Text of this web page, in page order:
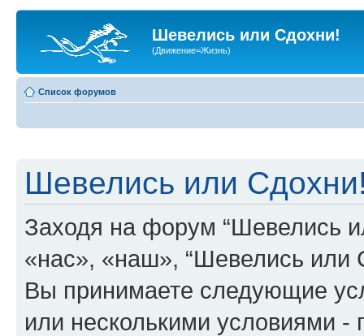
Шевелись или Сдохни!
(Движение=Жизнь)
Список форумов
Шевелись или
Заходя на форум “Шевелись
«нас», «наш», “Шевелись или
Вы принимаете следующие
или несколькими условиями